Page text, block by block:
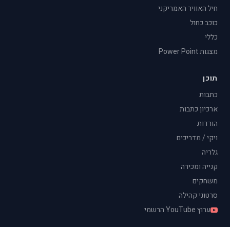
חיל האוויר האמריקני
כוכב כחול
כללי
מצגות Power Point
תוכן
כתבות
ארכיון כתבות
הורדות
ויקי / מדריכים
גלריה
קנייה ומכירה
משחקים
סרטוני קהילה
ערוץ YouTube הרשמי